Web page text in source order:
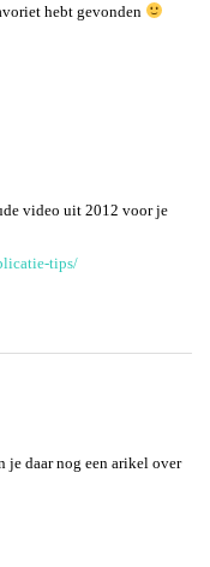
hebt gevonden
video uit 2012 voor je
tips/
je daar nog een arikel over